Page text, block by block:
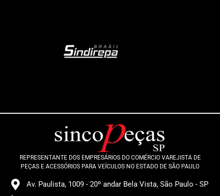
REPRESENTANTE DOS EMPRESÁRIOS DO COMÉRCIO VAREJISTA DE
PEÇAS E ACESSÓRIOS PARA VEÍCULOS NO ESTADO DE SÃO PAULO
Av. Paulista, 1009 - 20º andar Bela Vista, São Paulo - SP